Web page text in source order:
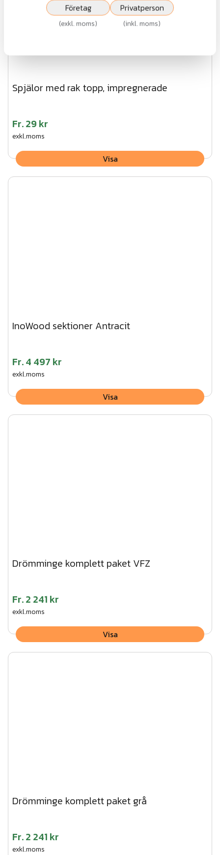
Spjälor med rak topp, impregnerade
Fr.29 kr
exkl.moms
Visa
InoWood sektioner Antracit
Fr.4 497 kr
exkl.moms
Visa
Drömminge komplett paket VFZ
Fr.2 241 kr
exkl.moms
Visa
Drömminge komplett paket grå
Fr.2 241 kr
exkl.moms
Företag
(exkl. moms)
Privatperson
(inkl. moms)